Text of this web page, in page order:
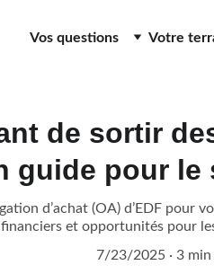
Vos questions Votre
de sortir
guide pour
d’achat (OA) d’EDF pour
et opportunités pour
7/23/2025
3 min